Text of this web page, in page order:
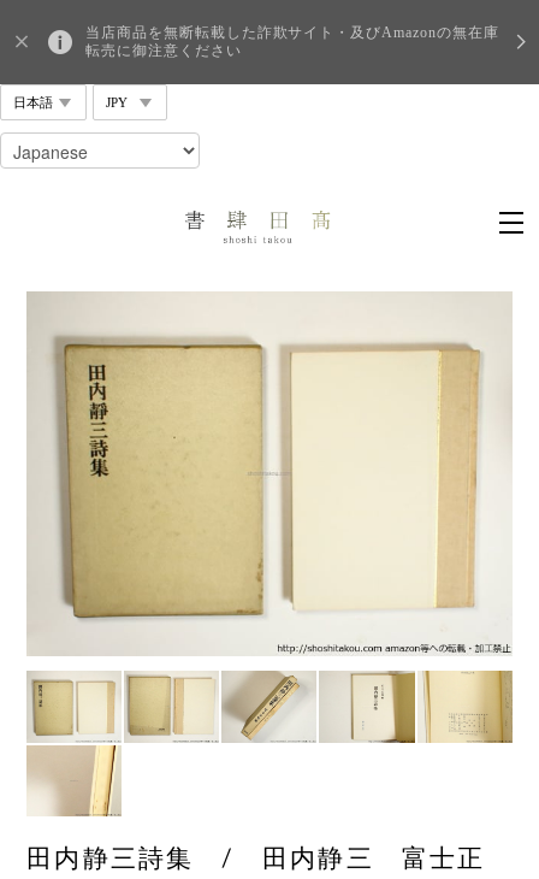
当店商品を無断転載した詐欺サイト・及びAmazonの無在庫
転売に御注意ください
田内静三詩集 / 田内静三 富士正